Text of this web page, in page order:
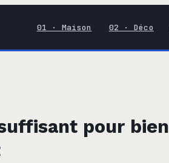
01 · Maison 02 · Déco
pour bien